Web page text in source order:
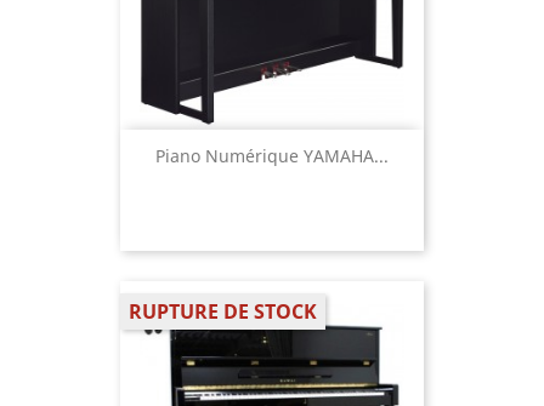
Piano Numérique YAMAHA...
RUPTURE DE STOCK